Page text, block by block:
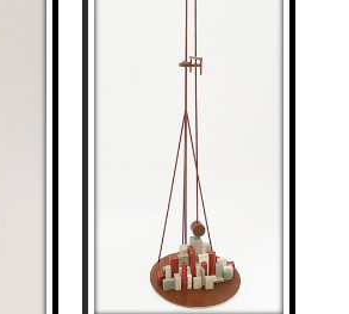
matéricos que une
para llegar a la unidad
ha expuesto su trabajo en
individuales en
Maeght (2002-1998-1997)
Raquel Ponce de Madrid
Galería Nuble (JosédelaFuente)
Art Centre (2007-2005-